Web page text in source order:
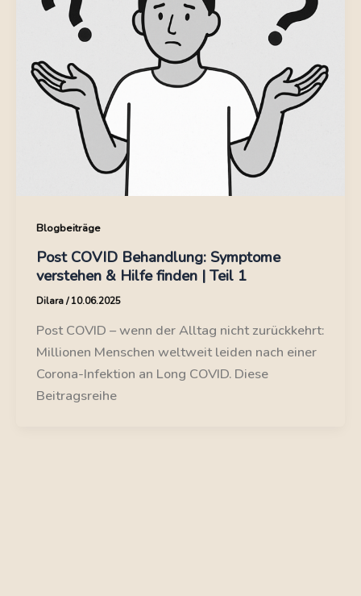
Blogbeiträge
Post COVID Behandlung: Symptome
verstehen & Hilfe finden | Teil 1
Dilara/10.06.2025
Post COVID – wenn der Alltag nicht zurückkehrt:
Millionen Menschen weltweit leiden nach einer
Corona-Infektion an Long COVID. Diese
Beitragsreihe